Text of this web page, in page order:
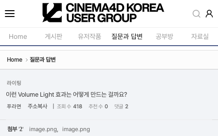
Home 게시판
공지사항
강의소식
사진첩
유저작품 질문과 답변 공부방 자료실
Home 질문과 답변
라이팅
이런 Volume Light 효과는 어떻게 만드는 걸까요?
푸라면 주소복사 조회 수 418 추천 수 0 댓글 2
첨부 '2' image.png, image.png
Sketchbook5, 스케치북5
Sketchbook5, 스케치북5